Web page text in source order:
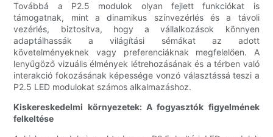
Továbbá a P2.5 modulok olyan fejlett funkciókat is
támogatnak, mint a dinamikus színvezérlés és a távoli
vezérlés, biztosítva, hogy a vállalkozások könnyen
adaptálhassák a világítási sémákat az adott
követelményeknek vagy preferenciáknak megfelelően. A
lenyűgöző vizuális élmények létrehozásának és a térben való
interakció fokozásának képessége vonzó választássá teszi a
P2.5 LED modulokat számos alkalmazáshoz.
Kiskereskedelmi környezetek: A fogyasztók figyelmének
felkeltése